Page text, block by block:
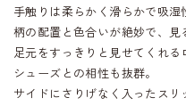
手触りは柔らかく滑らかで吸湿
柄の配置と色合いが絶妙で、見
足元をすっきりと見せてくれ
シューズとの相性も抜群。
サイドにさりげなく入ったス